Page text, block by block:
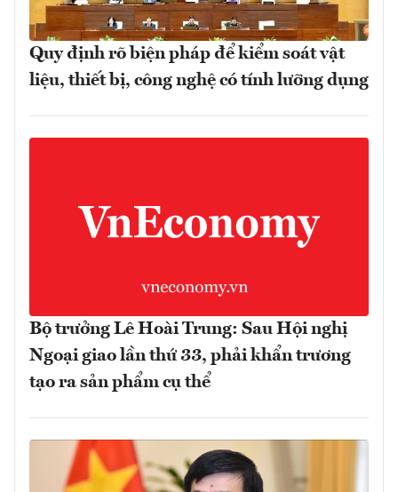
Quy định rõ biện pháp để kiểm soát vật
liệu, thiết bị, công nghệ có tính lưỡng dụng
Bộ trưởng Lê Hoài Trung: Sau Hội nghị
Ngoại giao lần thứ 33, phải khẩn trương
tạo ra sản phẩm cụ thể